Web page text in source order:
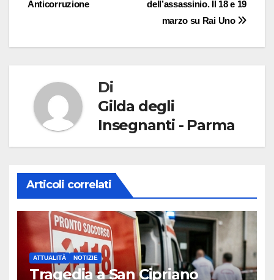
dell’assassinio. Il 18 e 19
marzo su Rai Uno
Anticorruzione
Di
Gilda degli
Insegnanti - Parma
Articoli correlati
ATTUALITÀ NOTIZIE
Tragedia a San Cipriano